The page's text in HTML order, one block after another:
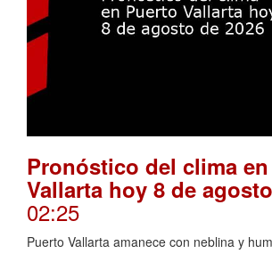
Pronóstico del clima
Vallarta hoy 8 de
02:25
Puerto Vallarta amanece con neblina y